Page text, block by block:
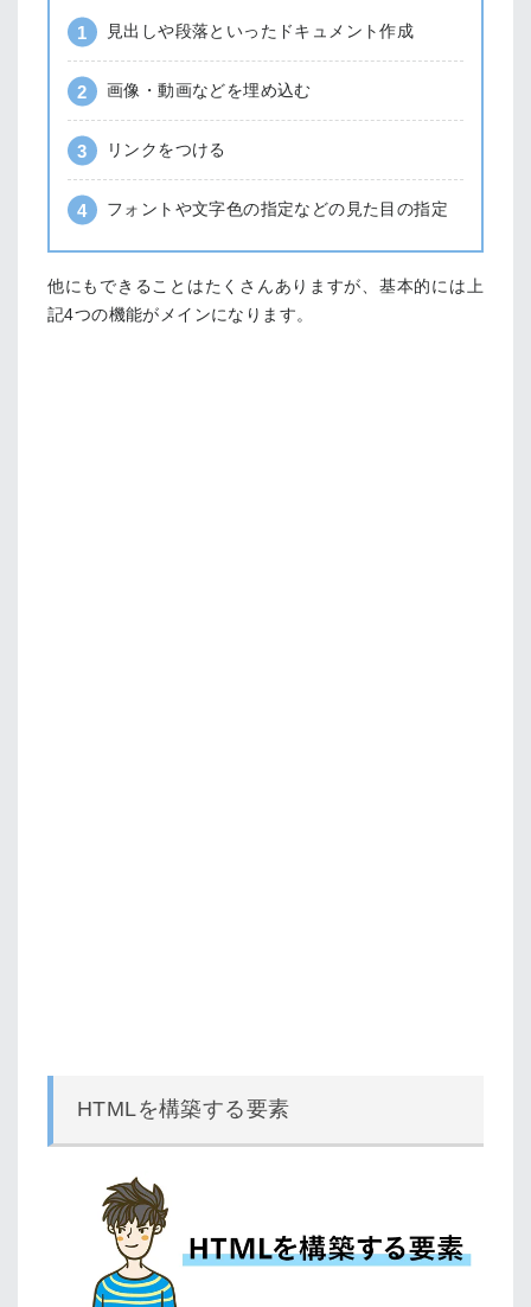
見出しや段落といったドキュメント作成
画像・動画などを埋め込む
リンクをつける
フォントや文字色の指定などの見た目の指定
他にもできることはたくさんありますが、基本的には上
記4つの機能がメインになります。
HTMLを構築する要素